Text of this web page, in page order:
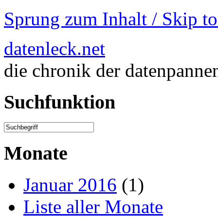
Sprung zum Inhalt / Skip
datenleck.net
die chronik der
Suchfunktion
Monate
Januar 2016 (1)
Liste aller Monate